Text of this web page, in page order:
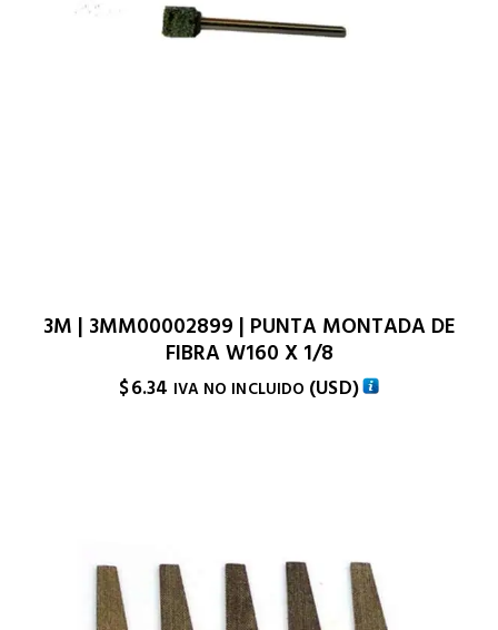
3M | 3MM00002899 | PUNTA MONTADA DE
FIBRA W160 X 1/8
$6.34 IVA NO INCLUIDO (USD)